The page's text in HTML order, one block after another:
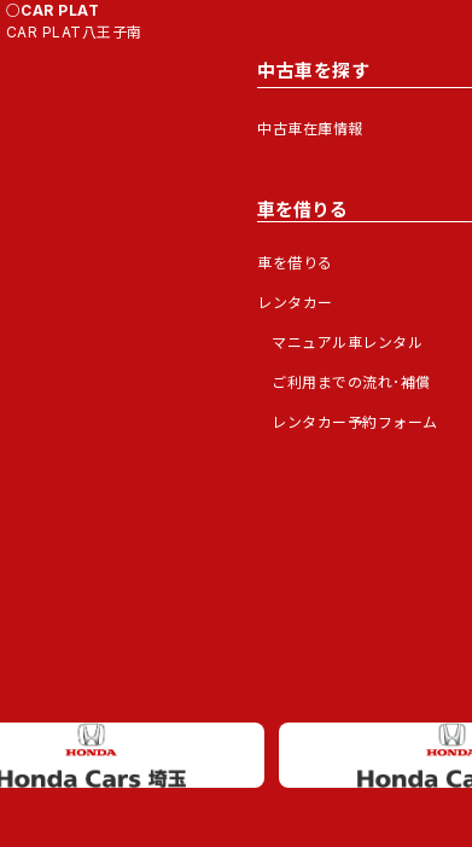
CAR PLAT
CAR PLAT八王子南
中古車を探す
中古車在庫情報
車を借りる
車を借りる
レンタカー
マニュアル車レンタル
ご利用までの流れ･補償
レンタカー予約フォーム